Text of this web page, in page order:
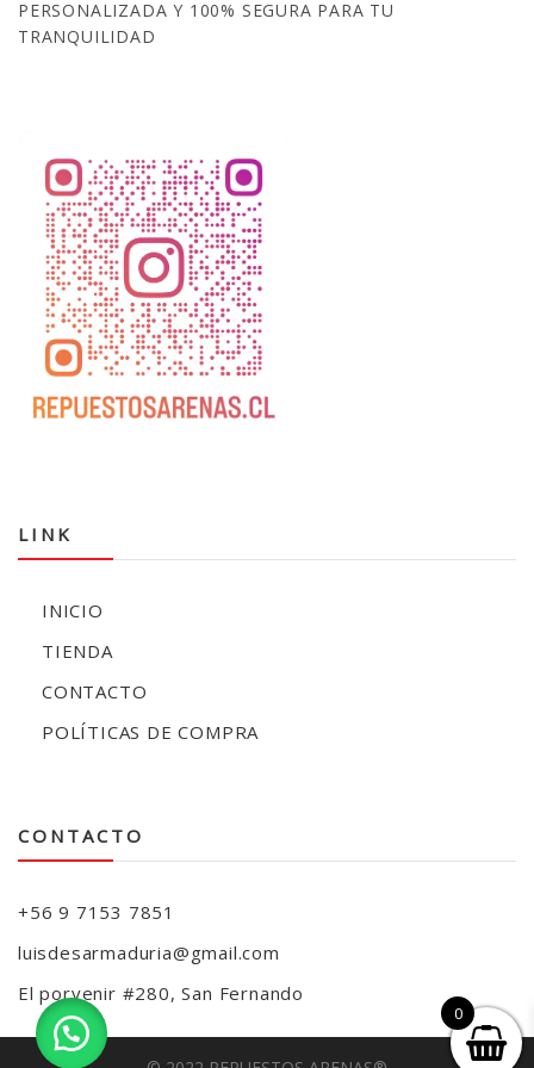
PERSONALIZADA Y 100% SEGURA PARA TU
TRANQUILIDAD
LINK
INICIO
TIENDA
CONTACTO
POLÍTICAS DE COMPRA
CONTACTO
+56 9 7153 7851
luisdesarmaduria@gmail.com
El porvenir #280, San Fernando
0